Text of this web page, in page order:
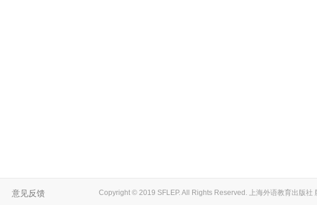
意见反馈 Copyright © 2019 SFLEP. All Rights Reserved. 上海外语教育出版社